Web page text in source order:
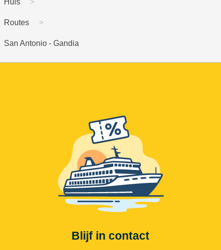
Huis
Routes
San Antonio - Gandia
Blijf in contact